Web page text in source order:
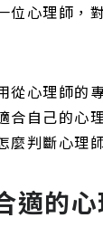
位心理師，
從心理師的
合自己的心
麼判斷心理
適的